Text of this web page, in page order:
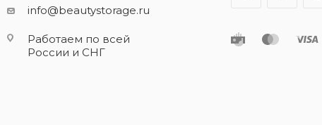
info@beautystorage.ru
Работаем по всей
России и СНГ